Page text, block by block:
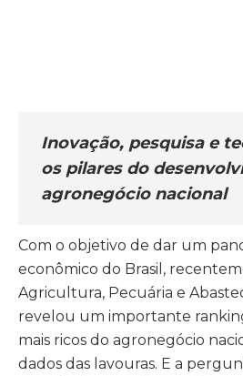
Inovação, pesquisa e
os pilares do
agronegócio nacional
Com o objetivo de dar um
econômico do Brasil,
Agricultura, Pecuária e
revelou um importante
mais ricos do agronegócio
dados das lavouras. E a